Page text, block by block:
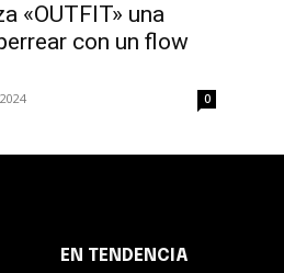
«OUTFIT» una
con un flow
0
EN TENDENCIA